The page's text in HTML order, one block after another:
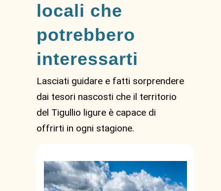
locali che
potrebbero
interessarti
Lasciati guidare e fatti sorprendere
dai tesori nascosti che il territorio
del Tigullio ligure è capace di
offrirti in ogni stagione.